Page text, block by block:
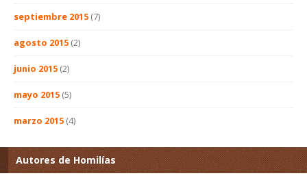
septiembre 2015 (7)
agosto 2015 (2)
junio 2015 (2)
mayo 2015 (5)
marzo 2015 (4)
Autores de Homilías